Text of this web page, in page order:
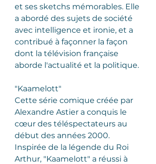
et ses sketchs mémorables. Elle
a abordé des sujets de société
avec intelligence et ironie, et a
contribué à façonner la façon
dont la télévision française
aborde l'actualité et la politique.
"Kaamelott"
Cette série comique créée par
Alexandre Astier a conquis le
cœur des téléspectateurs au
début des années 2000.
Inspirée de la légende du Roi
Arthur, "Kaamelott" a réussi à